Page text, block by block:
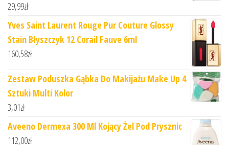
29,99zł
Yves Saint Laurent Rouge Pur Couture Glossy
Stain Błyszczyk 12 Corail Fauve 6ml
160,58zł
Zestaw Poduszka Gąbka Do Makijażu Make Up 4
Sztuki Multi Kolor
3,01zł
Aveeno Dermexa 300 Ml Kojący Żel Pod Prysznic
112,00zł